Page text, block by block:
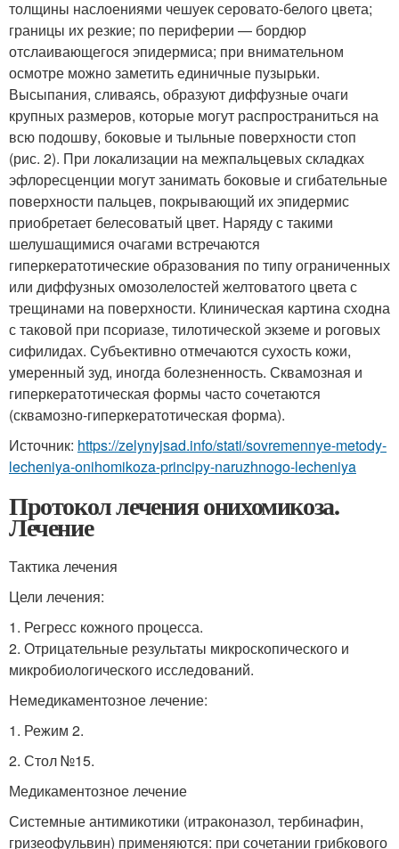
толщины наслоениями чешуек серовато-белого цвета;
границы их резкие; по периферии — бордюр
отслаивающегося эпидермиса; при внимательном
осмотре можно заметить единичные пузырьки.
Высыпания, сливаясь, образуют диффузные очаги
крупных размеров, которые могут распространиться на
всю подошву, боковые и тыльные поверхности стоп
(рис. 2). При локализации на межпальцевых складках
эфлоресценции могут занимать боковые и сгибательные
поверхности пальцев, покрывающий их эпидермис
приобретает белесоватый цвет. Наряду с такими
шелушащимися очагами встречаются
гиперкератотические образования по типу ограниченных
или диффузных омозолелостей желтоватого цвета с
трещинами на поверхности. Клиническая картина сходна
с таковой при псориазе, тилотической экземе и роговых
сифилидах. Субъективно отмечаются сухость кожи,
умеренный зуд, иногда болезненность. Сквамозная и
гиперкератотическая формы часто сочетаются
(сквамозно-гиперкератотическая форма).
Источник: https://zelynyjsad.info/stati/sovremennye-metody-
lecheniya-onihomikoza-principy-naruzhnogo-lecheniya
Протокол лечения онихомикоза.
Лечение
Тактика лечения
Цели лечения:
1. Регресс кожного процесса.
2. Отрицательные результаты микроскопического и
микробиологического исследований.
Немедикаментозное лечение:
1. Режим 2.
2. Стол №15.
Медикаментозное лечение
Системные антимикотики (итраконазол, тербинафин,
гризеофульвин) применяются: при сочетании грибкового